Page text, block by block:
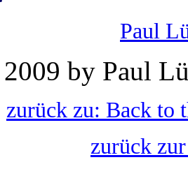
Paul
by Paul
zurück zu: Back to
zurück